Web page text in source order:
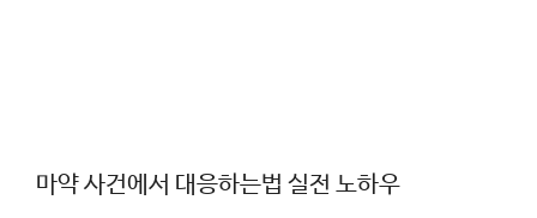
마약 사건에서 대응하는법 실전 노하우